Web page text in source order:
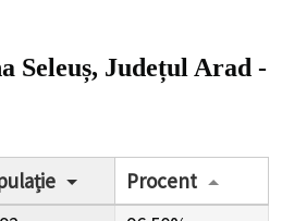
Seleuș, Județul Arad -
Procent